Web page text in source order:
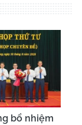
bổ nhiệm